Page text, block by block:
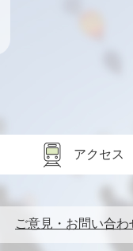
アクセス
ご意見・お問い合わ